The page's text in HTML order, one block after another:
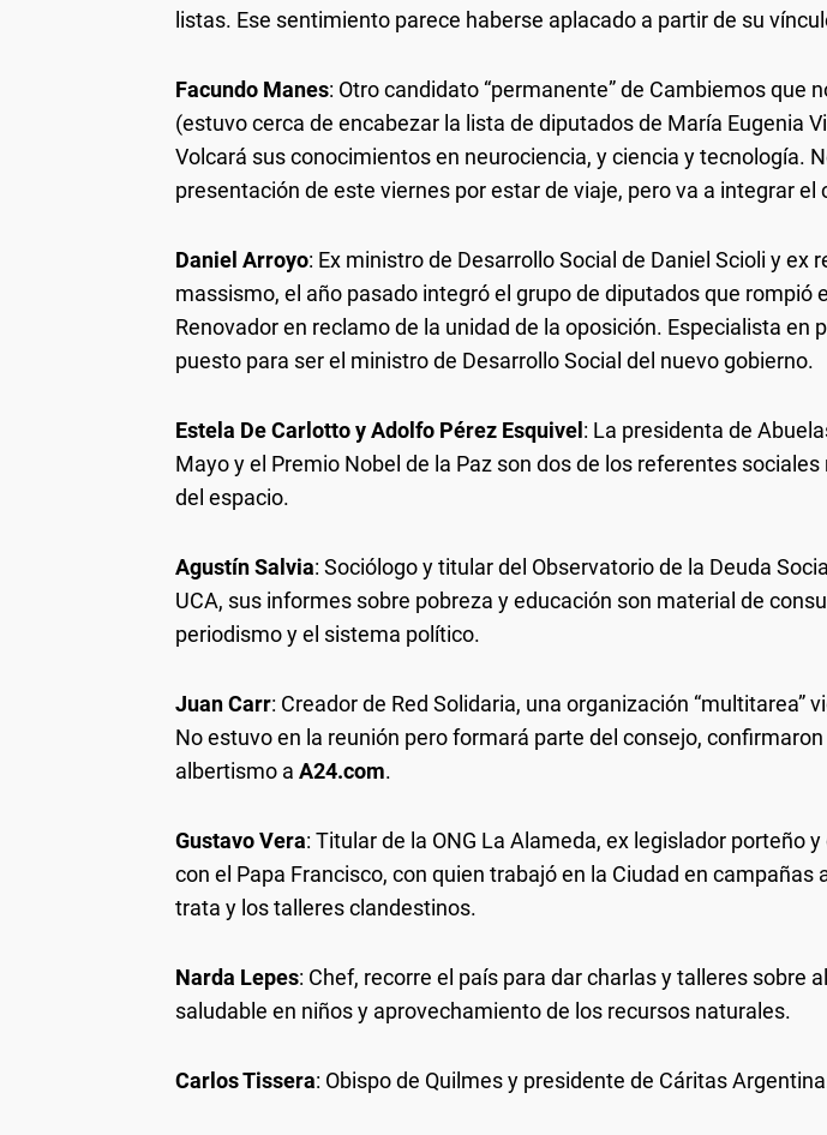
listas. Ese sentimiento parece haberse aplacado a partir de su
Facundo Manes: Otro candidato “permanente” de Cambiemos que
(estuvo cerca de encabezar la lista de diputados de María Eugenia
Volcará sus conocimientos en neurociencia, y ciencia y tecnología.
presentación de este viernes por estar de viaje, pero va a integrar el
Daniel Arroyo: Ex ministro de Desarrollo Social de Daniel Scioli y ex
massismo, el año pasado integró el grupo de diputados que rompió
Renovador en reclamo de la unidad de la oposición. Especialista en
puesto para ser el ministro de Desarrollo Social del nuevo gobierno.
Estela De Carlotto y Adolfo Pérez Esquivel : La presidenta de
Mayo y el Premio Nobel de la Paz son dos de los referentes
del espacio.
Agustín Salvia: Sociólogo y titular del Observatorio de la Deuda
UCA, sus informes sobre pobreza y educación son material de
periodismo y el sistema político.
Juan Carr: Creador de Red Solidaria, una organización “multitarea”
No estuvo en la reunión pero formará parte del consejo, confirmaron
albertismo a A24.com.
Gustavo Vera: Titular de la ONG La Alameda, ex legislador porteño
con el Papa Francisco, con quien trabajó en la Ciudad en campañas
trata y los talleres clandestinos.
Narda Lepes: Chef, recorre el país para dar charlas y talleres sobre
saludable en niños y aprovechamiento de los recursos naturales.
Carlos Tissera: Obispo de Quilmes y presidente de Cáritas